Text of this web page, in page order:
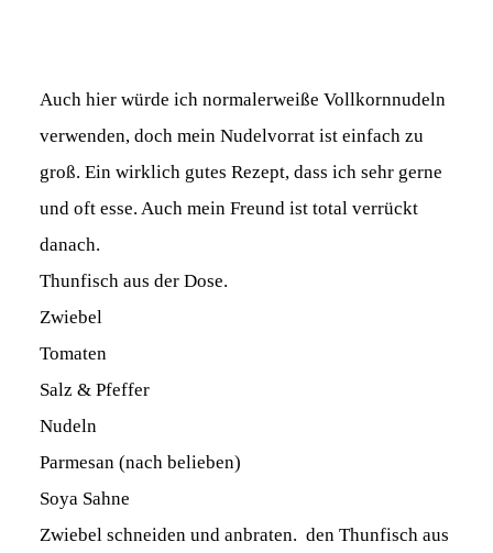
Auch hier würde ich normalerweiße Vollkornnudeln
verwenden, doch mein Nudelvorrat ist einfach zu
groß. Ein wirklich gutes Rezept, dass ich sehr gerne
und oft esse. Auch mein Freund ist total verrückt
danach.
Thunfisch aus der Dose.
Zwiebel
Tomaten
Salz & Pfeffer
Nudeln
Parmesan (nach belieben)
Soya Sahne
Zwiebel schneiden und anbraten. den Thunfisch aus